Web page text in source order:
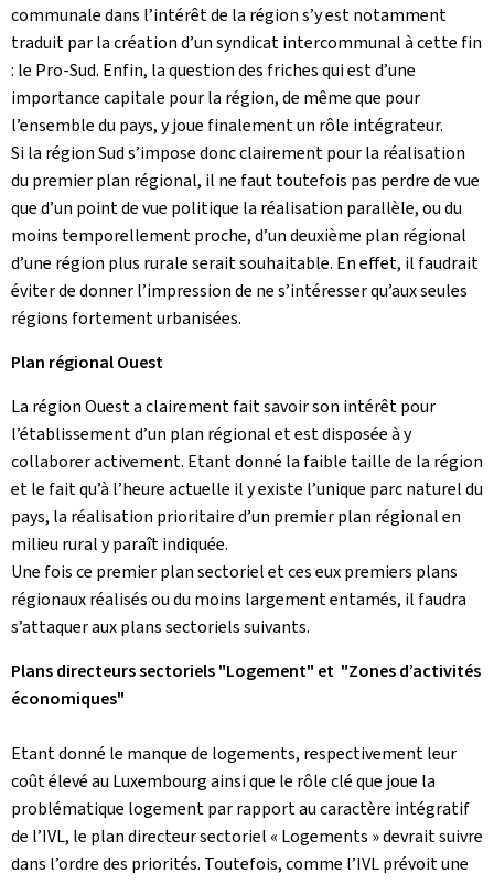
communale dans l’intérêt de la région s’y est notamment
traduit par la création d’un syndicat intercommunal à cette fin
: le Pro-Sud. Enfin, la question des friches qui est d’une
importance capitale pour la région, de même que pour
l’ensemble du pays, y joue finalement un rôle intégrateur.
Si la région Sud s’impose donc clairement pour la réalisation
du premier plan régional, il ne faut toutefois pas perdre de vue
que d’un point de vue politique la réalisation parallèle, ou du
moins temporellement proche, d’un deuxième plan régional
d’une région plus rurale serait souhaitable. En effet, il faudrait
éviter de donner l’impression de ne s’intéresser qu’aux seules
régions fortement urbanisées.
Plan régional Ouest
La région Ouest a clairement fait savoir son intérêt pour
l’établissement d’un plan régional et est disposée à y
collaborer activement. Etant donné la faible taille de la région
et le fait qu’à l’heure actuelle il y existe l’unique parc naturel du
pays, la réalisation prioritaire d’un premier plan régional en
milieu rural y paraît indiquée.
Une fois ce premier plan sectoriel et ces eux premiers plans
régionaux réalisés ou du moins largement entamés, il faudra
s’attaquer aux plans sectoriels suivants.
Plans directeurs sectoriels "Logement" et "Zones d’activités
économiques"
Etant donné le manque de logements, respectivement leur
coût élevé au Luxembourg ainsi que le rôle clé que joue la
problématique logement par rapport au caractère intégratif
de l’IVL, le plan directeur sectoriel « Logements » devrait suivre
dans l’ordre des priorités. Toutefois, comme l’IVL prévoit une